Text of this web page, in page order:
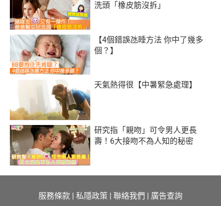
洗頭「橡皮筋沒拆」
【4個錯誤氹睡方法 你中了幾多
個？】
天氣熱得很【中暑緊急處理】
研究指「親吻」可令男人更長
壽！6大接吻不為人知的秘密
服務條款 | 私隱政策 | 聯絡我們 | 廣告查詢